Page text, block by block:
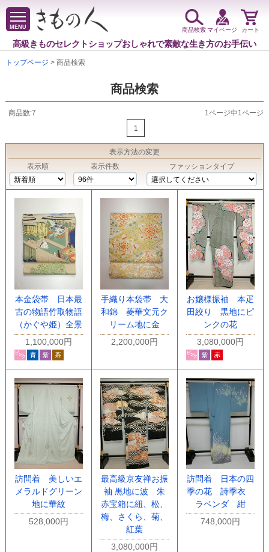
MENU
高級きものセレクトショップおしゃれで素敵な生き方のお手伝い
商品検索マイページ カート
トップページ > 商品検索
商品検索
商品数:7
1ページ中1ページ
1
表示方法の変更
表示順
表示件数 ファッションタイプ
本金袋帯 日本最
古の物語竹取物語
（かぐや姫）全景
1,100,000円
手織り本袋帯 大
和錦 菱華文元ク
リーム地に金
2,200,000円
お嬢様振袖 本疋
田絞り 黒地にピ
ンクの花
3,080,000円
訪問着 美しいエ
メラルドグリーン
地に華紋
528,000円
最高級京友禅お振
袖 黒地に波 朱
赤宝箱に紐、松、
梅、さくら、菊、
紅葉
3,080,000円
訪問着 日本の四
季の花 詩季衣
ラベンダ 紺
748,000円